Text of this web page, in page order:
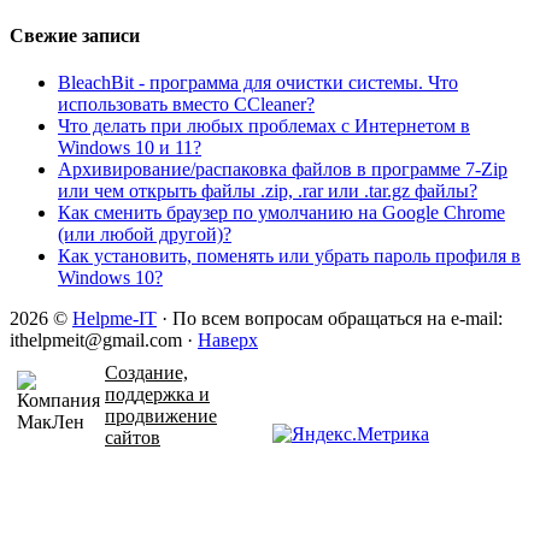
Свежие записи
BleachBit - программа для очистки системы. Что
использовать вместо CCleaner?
Что делать при любых проблемах с Интернетом в
Windows 10 и 11?
Архивирование/распаковка файлов в программе 7-Zip
или чем открыть файлы .zip, .rar или .tar.gz файлы?
Как сменить браузер по умолчанию на Google Chrome
(или любой другой)?
Как установить, поменять или убрать пароль профиля в
Windows 10?
2026 © Helpme-IT · По всем вопросам обращаться на e-mail:
ithelpmeit@gmail.com · Наверх
Создание,
поддержка и
продвижение
сайтов